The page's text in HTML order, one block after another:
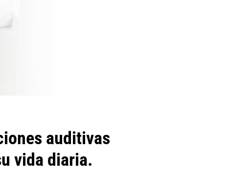
auditivas
vida diaria.